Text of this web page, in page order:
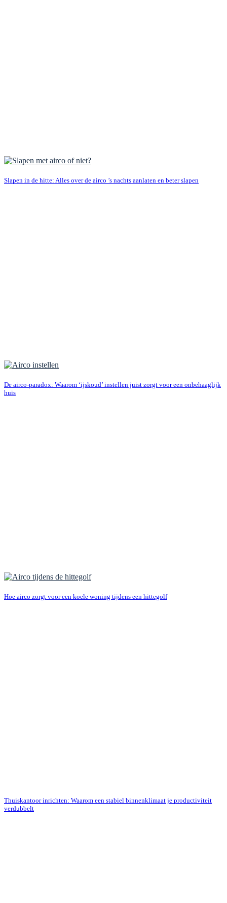
Slapen in de hitte: Alles over de airco ’s nachts aanlaten en beter slapen
De airco-paradox: Waarom ‘ijskoud’ instellen juist zorgt voor een onbehaaglijk
huis
Hoe airco zorgt voor een koele woning tijdens een hittegolf
Thuiskantoor inrichten: Waarom een stabiel binnenklimaat je productiviteit
verdubbelt